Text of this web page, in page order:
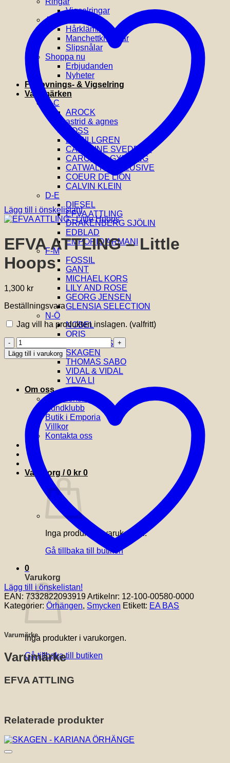
Vigselringar
Accessoarer
Hårklämmor
Manchettknappar
Slipsnålar
Shoppa nu
Erbjudanden
Nyheter
Förlovnings- & Vigselring
Varumärken
A-C
AROCK
astrid & agnes
BOSS
BY BILLGREN
CAROLINE SVEDBOM
CAROLINA GYNNING
CATWALK EXCLUSIVE
COEUR DE LION
CALVIN KLEIN
D-E
DIESEL
EFVA ATTLING
DRAKENBERG SJÖLIN
EDBLAD
EMPORIO ARMANI
F-M
FOSSIL
GANT
MICHAEL KORS
LILY AND ROSE
GEORG JENSEN
GLENSIA SELECTION
N-Ö
NOBEL
ORIS
SIF JAKOBS
SKAGEN
THOMAS SABO
VIDAL & VIDAL
YLVA LI
Om oss
Om Glensia
Kundklubb
Butik i Emporia
Villkor
Kontakta oss
Varukorg /0 kr 0
Inga produkter i varukorgen.
Gå tillbaka till butiken
0
Varukorg
Inga produkter i varukorgen.
Gå tillbaka till butiken
Lägg till i önskelistan!
EFVA ATTLING – Little
Hoops
1,300 kr
Beställningsvara
Jag vill ha produkten inslagen. (valfritt)
EFVA
ATTLING
-
mängd
Lägg till i varukorg
Lägg till i önskelistan!
EAN: 7332822093919Artikelnr: 12-100-00580-0000
Kategorier: Örhängen, Smycken Etikett: EA BAS
Varumärke
Varumärke
EFVA ATTLING
Relaterade produkter